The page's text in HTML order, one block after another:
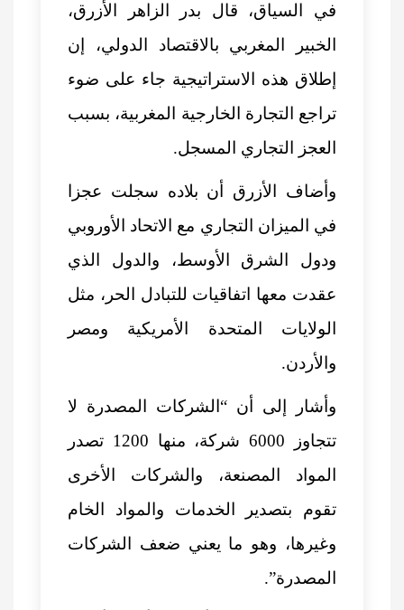
في السياق، قال بدر الزاهر الأزرق،
الخبير المغربي بالاقتصاد الدولي، إن
إطلاق هذه الاستراتيجية جاء على ضوء
تراجع التجارة الخارجية المغربية، بسبب
العجز التجاري المسجل.
وأضاف الأزرق أن بلاده سجلت عجزا
في الميزان التجاري مع الاتحاد الأوروبي
ودول الشرق الأوسط، والدول الذي
عقدت معها اتفاقيات للتبادل الحر، مثل
الولايات المتحدة الأمريكية ومصر
والأردن.
وأشار إلى أن “الشركات المصدرة لا
تتجاوز 6000 شركة، منها 1200 تصدر
المواد المصنعة، والشركات الأخرى
تقوم بتصدير الخدمات والمواد الخام
وغيرها، وهو ما يعني ضعف الشركات
المصدرة”.